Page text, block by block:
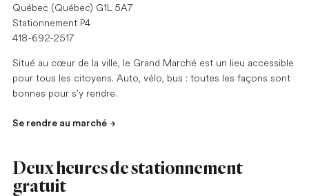
Québec (Québec) G1L 5A7
Stationnement P4
418-692-2517
Situé au cœur de la ville, le Grand Marché est un lieu accessible
pour tous les citoyens. Auto, vélo, bus : toutes les façons sont
bonnes pour s'y rendre.
Se rendre au marché
Deux heures de stationnement
gratuit